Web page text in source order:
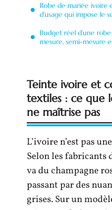
Robe de mariée ivoire
d’usage qui impose le
Budget réel d’une
mesure, semi-mesure
Teinte ivoire et
textiles : ce que
ne maîtrise pas
L’ivoire n’est pas
Selon les fabricants
va du champagne
passant par des
grises. Sur un